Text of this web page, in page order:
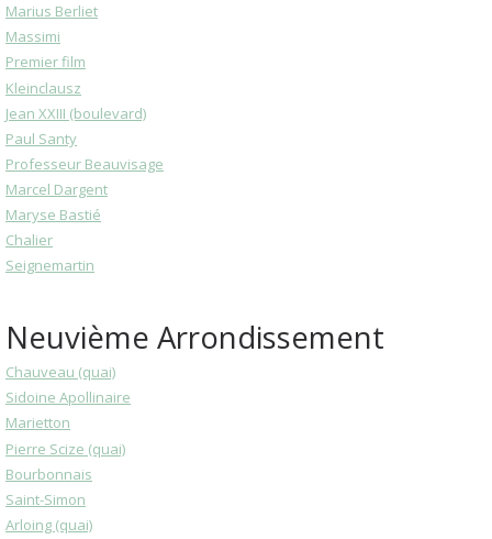
Marius Berliet
Massimi
Premier film
Kleinclausz
Jean XXIII (boulevard)
Paul Santy
Professeur Beauvisage
Marcel Dargent
Maryse Bastié
Chalier
Seignemartin
Neuvième Arrondissement
Chauveau (quai)
Sidoine Apollinaire
Marietton
Pierre Scize (quai)
Bourbonnais
Saint-Simon
Arloing (quai)